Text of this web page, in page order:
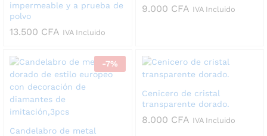
impermeable y a prueba de
polvo
13.500 CFA IVA Incluido
9.000 CFA IVA Incluido
-7%
Candelabro de metal
Cenicero de cristal
transparente dorado.
8.000 CFA IVA Incluido